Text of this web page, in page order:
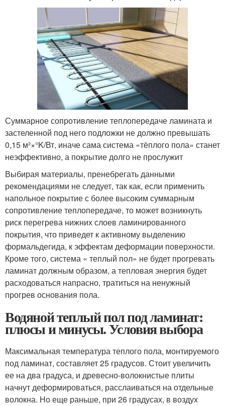
Суммарное сопротивление теплопередаче ламината и
застеленной под него подложки не должно превышать
0,15 м²×°K/Вт, иначе сама система «тёплого пола» станет
неэффективно, а покрытие долго не прослужит
Выбирая материалы, пренебрегать данными
рекомендациями не следует, так как, если применить
напольное покрытие с более высоким суммарным
сопротивление теплопередаче, то может возникнуть
риск перегрева нижних слоев ламинированного
покрытия, что приведет к активному выделению
формальдегида, к эффектам деформации поверхности.
Кроме того, система « теплый пол» не будет прогревать
ламинат должным образом, а тепловая энергия будет
расходоваться напрасно, тратиться на ненужный
прогрев основания пола.
Водяной теплый пол под ламинат:
плюсы и минусы. Условия выбора
Максимальная температура теплого пола, монтируемого
под ламинат, составляет 25 градусов. Стоит увеличить
ее на два градуса, и древесно-волокнистые плиты
начнут деформироваться, расслаиваться на отдельные
волокна. Но еще раньше, при 26 градусах, в воздух